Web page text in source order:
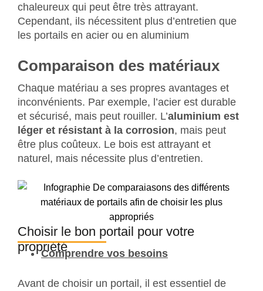
chaleureux qui peut être très attrayant.
Cependant, ils nécessitent plus d’entretien que
les portails en acier ou en aluminium
Comparaison des matériaux
Chaque matériau a ses propres avantages et
inconvénients. Par exemple, l’acier est durable
et sécurisé, mais peut rouiller. L’aluminium est
léger et résistant à la corrosion, mais peut
être plus coûteux. Le bois est attrayant et
naturel, mais nécessite plus d’entretien.
Choisir le bon portail pour votre
propriété
Comprendre vos besoins
Avant de choisir un portail, il est essentiel de